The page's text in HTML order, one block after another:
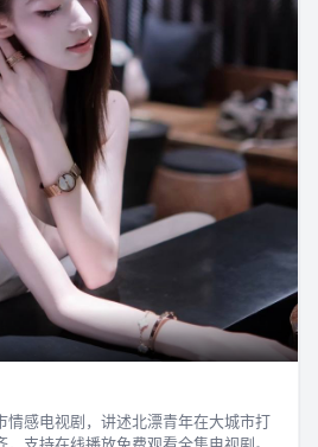
情感电视剧，讲述北漂青年在大城市打